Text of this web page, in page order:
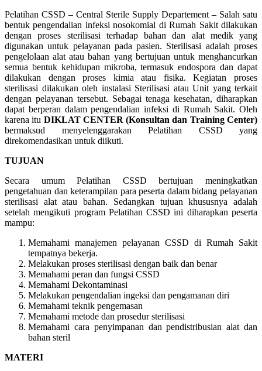
Pelatihan CSSD – Central Sterile Supply Departement – Salah satu
bentuk pengendalian infeksi nosokomial di Rumah Sakit dilakukan
dengan proses sterilisasi terhadap bahan dan alat medik yang
digunakan untuk pelayanan pada pasien. Sterilisasi adalah proses
pengelolaan alat atau bahan yang bertujuan untuk menghancurkan
semua bentuk kehidupan mikroba, termasuk endospora dan dapat
dilakukan dengan proses kimia atau fisika. Kegiatan proses
sterilisasi dilakukan oleh instalasi Sterilisasi atau Unit yang terkait
dengan pelayanan tersebut. Sebagai tenaga kesehatan, diharapkan
dapat berperan dalam pengendalian infeksi di Rumah Sakit. Oleh
karena itu DIKLAT CENTER (Konsultan dan Training Center)
bermaksud menyelenggarakan Pelatihan CSSD yang
direkomendasikan untuk diikuti.
TUJUAN
Secara umum Pelatihan CSSD bertujuan meningkatkan
pengetahuan dan keterampilan para peserta dalam bidang pelayanan
sterilisasi alat atau bahan. Sedangkan tujuan khususnya adalah
setelah mengikuti program Pelatihan CSSD ini diharapkan peserta
mampu:
Memahami manajemen pelayanan CSSD di Rumah Sakit
tempatnya bekerja.
Melakukan proses sterilisasi dengan baik dan benar
Memahami peran dan fungsi CSSD
Memahami Dekontaminasi
Melakukan pengendalian ingeksi dan pengamanan diri
Memahami teknik pengemasan
Memahami metode dan prosedur sterilisasi
Memahami cara penyimpanan dan pendistribusian alat dan
bahan steril
MATERI